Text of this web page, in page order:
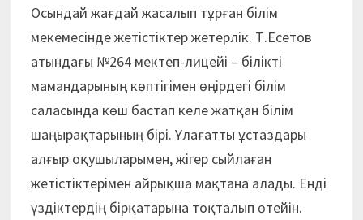
Осындай жағдай жасалып тұрған білім
мекемесінде жетістіктер жетерлік. Т.Есетов
атындағы №264 мектеп-лицейі – білікті
мамандарының көптігімен өңірдегі білім
саласында көш бастап келе жатқан білім
шаңырақтарының бірі. Ұлағатты ұстаздары
алғыр оқушыларымен, жігер сыйлаған
жетістіктерімен айрықша мақтана алады. Енді
үздіктердің бірқатарына тоқталып өтейін.